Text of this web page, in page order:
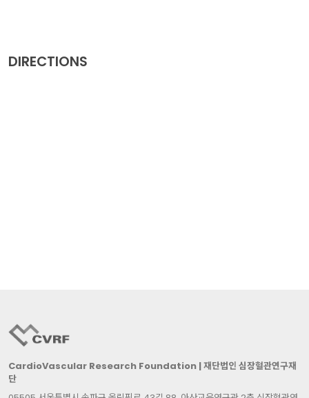
DIRECTIONS
CardioVascular Research Foundation | 재단법인 심장혈관연구재
단